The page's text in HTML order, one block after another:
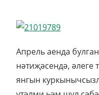
Апрель аенда
нәтиҗәсендә, әлеге
янгын